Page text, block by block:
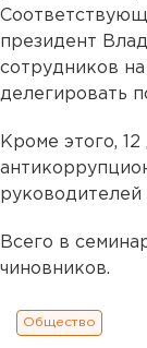
президент
сотрудников
делегировать
Кроме этого,
Всего в
чиновников.
Общество